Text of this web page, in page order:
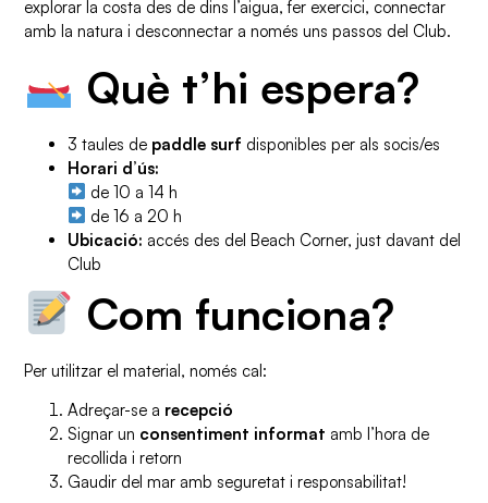
explorar la costa des de dins l’aigua, fer exercici, connectar
amb la natura i desconnectar a només uns passos del Club.
Què t’hi espera?
3 taules de paddle surf disponibles per als socis/es
Horari d’ús:
de 10 a 14 h
de 16 a 20 h
Ubicació: accés des del Beach Corner, just davant del
Club
Com funciona?
Per utilitzar el material, només cal:
Adreçar-se a recepció
Signar un consentiment informat amb l’hora de
recollida i retorn
Gaudir del mar amb seguretat i responsabilitat!